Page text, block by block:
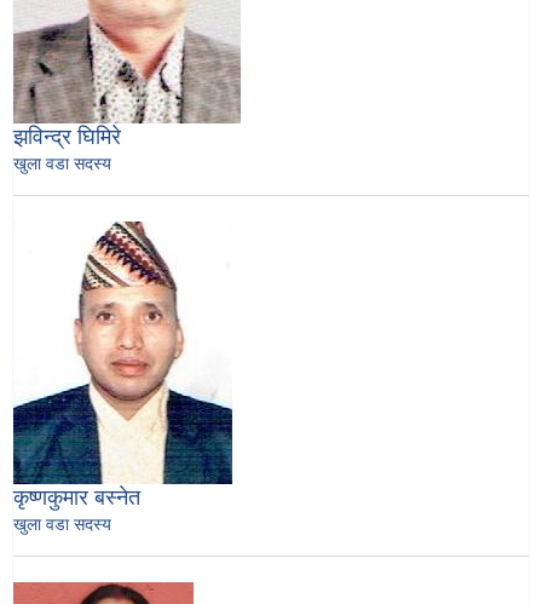
झविन्द्र घिमिरे
खुला वडा सदस्य
कृष्णकुमार बस्नेत
खुला वडा सदस्य